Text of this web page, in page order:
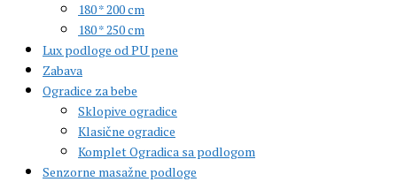
180 * 200 cm
180 * 250 cm
Lux podloge od PU pene
Zabava
Ogradice za bebe
Sklopive ogradice
Klasične ogradice
Komplet Ogradica sa podlogom
Senzorne masažne podloge